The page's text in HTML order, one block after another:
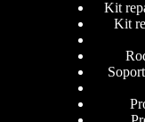
Kit
Kit